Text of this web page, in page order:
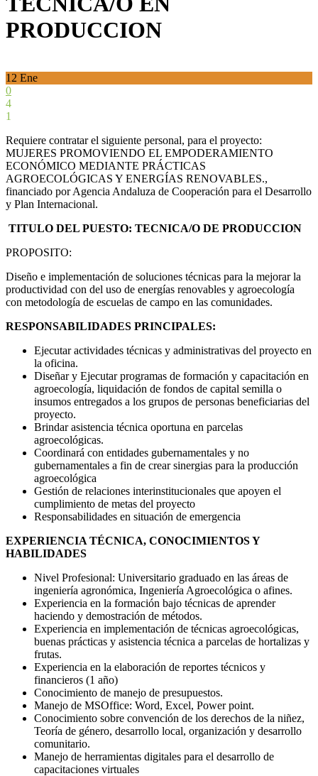
PRODUCCION
12 Ene
0
4
1
Requiere contratar el siguiente personal, para el proyecto:
MUJERES PROMOVIENDO EL EMPODERAMIENTO
ECONÓMICO MEDIANTE PRÁCTICAS
AGROECOLÓGICAS Y ENERGÍAS RENOVABLES.,
financiado por Agencia Andaluza de Cooperación para el Desarrollo
y Plan Internacional.
TITULO DEL PUESTO: TECNICA/O DE PRODUCCION
PROPOSITO:
Diseño e implementación de soluciones técnicas para la mejorar la
productividad con del uso de energías renovables y agroecología
con metodología de escuelas de campo en las comunidades.
RESPONSABILIDADES PRINCIPALES:
Ejecutar actividades técnicas y administrativas del proyecto en
la oficina.
Diseñar y Ejecutar programas de formación y capacitación en
agroecología, liquidación de fondos de capital semilla o
insumos entregados a los grupos de personas beneficiarias del
proyecto.
Brindar asistencia técnica oportuna en parcelas
agroecológicas.
Coordinará con entidades gubernamentales y no
gubernamentales a fin de crear sinergias para la producción
agroecológica
Gestión de relaciones interinstitucionales que apoyen el
cumplimiento de metas del proyecto
Responsabilidades en situación de emergencia
EXPERIENCIA TÉCNICA, CONOCIMIENTOS Y
HABILIDADES
Nivel Profesional: Universitario graduado en las áreas de
ingeniería agronómica, Ingeniería Agroecológica o afines.
Experiencia en la formación bajo técnicas de aprender
haciendo y demostración de métodos.
Experiencia en implementación de técnicas agroecológicas,
buenas prácticas y asistencia técnica a parcelas de hortalizas y
frutas.
Experiencia en la elaboración de reportes técnicos y
financieros (1 año)
Conocimiento de manejo de presupuestos.
Manejo de MSOffice: Word, Excel, Power point.
Conocimiento sobre convención de los derechos de la niñez,
Teoría de género, desarrollo local, organización y desarrollo
comunitario.
Manejo de herramientas digitales para el desarrollo de
capacitaciones virtuales